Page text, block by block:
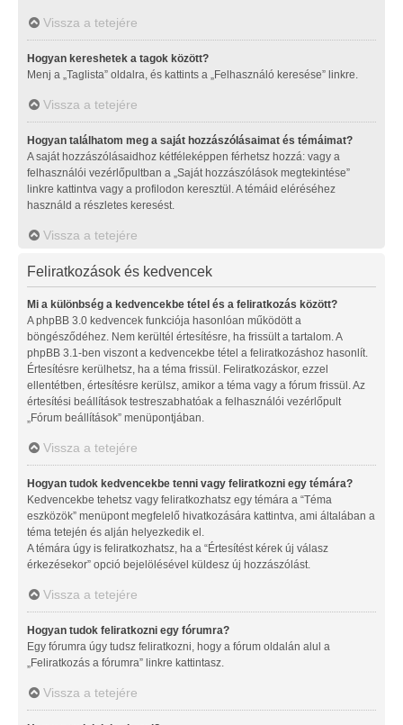
Vissza a tetejére
Hogyan kereshetek a tagok között?
Menj a „Taglista” oldalra, és kattints a „Felhasználó keresése” linkre.
Vissza a tetejére
Hogyan találhatom meg a saját hozzászólásaimat és témáimat?
A saját hozzászólásaidhoz kétféleképpen férhetsz hozzá: vagy a
felhasználói vezérlőpultban a „Saját hozzászólások megtekintése”
linkre kattintva vagy a profilodon keresztül. A témáid eléréséhez
használd a részletes keresést.
Vissza a tetejére
Feliratkozások és kedvencek
Mi a különbség a kedvencekbe tétel és a feliratkozás között?
A phpBB 3.0 kedvencek funkciója hasonlóan működött a
böngésződéhez. Nem kerültél értesítésre, ha frissült a tartalom. A
phpBB 3.1-ben viszont a kedvencekbe tétel a feliratkozáshoz hasonlít.
Értesítésre kerülhetsz, ha a téma frissül. Feliratkozáskor, ezzel
ellentétben, értesítésre kerülsz, amikor a téma vagy a fórum frissül. Az
értesítési beállítások testreszabhatóak a felhasználói vezérlőpult
„Fórum beállítások” menüpontjában.
Vissza a tetejére
Hogyan tudok kedvencekbe tenni vagy feliratkozni egy témára?
Kedvencekbe tehetsz vagy feliratkozhatsz egy témára a “Téma
eszközök” menüpont megfelelő hivatkozására kattintva, ami általában a
téma tetején és alján helyezkedik el.
A témára úgy is feliratkozhatsz, ha a “Értesítést kérek új válasz
érkezésekor” opció bejelölésével küldesz új hozzászólást.
Vissza a tetejére
Hogyan tudok feliratkozni egy fórumra?
Egy fórumra úgy tudsz feliratkozni, hogy a fórum oldalán alul a
„Feliratkozás a fórumra” linkre kattintasz.
Vissza a tetejére